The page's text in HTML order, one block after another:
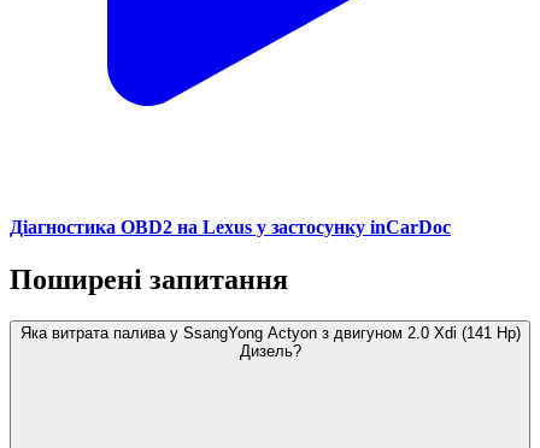
Діагностика OBD2 на Lexus у застосунку inCarDoc
Поширені запитання
Яка витрата палива у SsangYong Actyon з двигуном 2.0 Xdi (141 Hp)
Дизель?